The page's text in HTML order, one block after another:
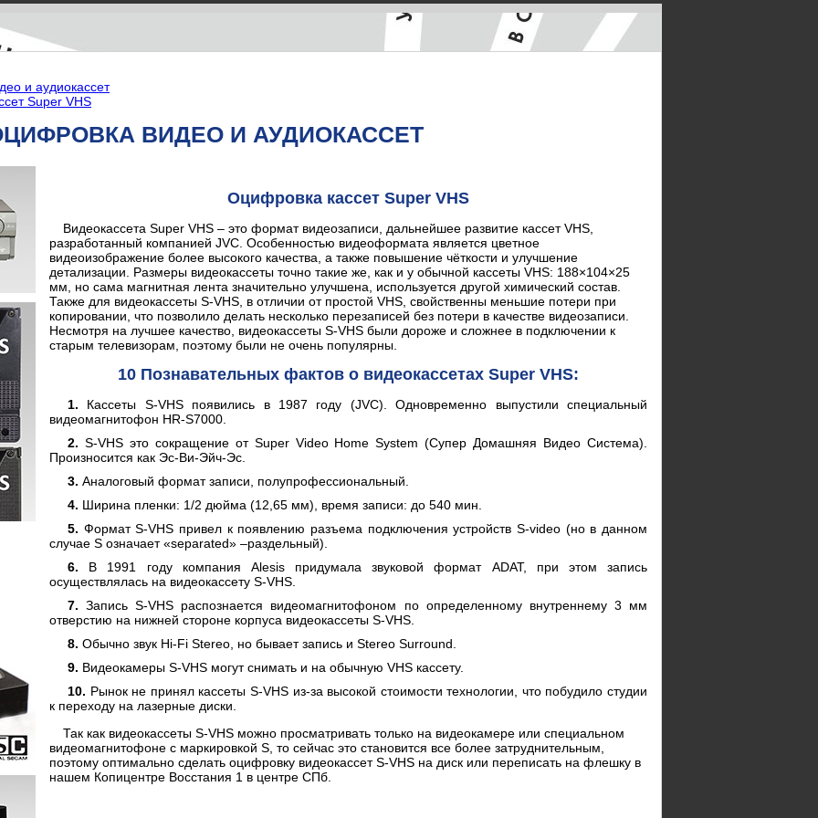
и аудиокассет
Super VHS
ВИДЕО И АУДИОКАССЕТ
Оцифровка кассет Super VHS
Видеокассета Super VHS – это формат видеозаписи, дальнейшее развитие кассет VHS,
разработанный компанией JVC. Особенностью видеоформата является цветное
видеоизображение более высокого качества, а также повышение чёткости и улучшение
детализации. Размеры видеокассеты точно такие же, как и у обычной кассеты VHS: 188×104×25
мм, но сама магнитная лента значительно улучшена, используется другой химический состав.
Также для видеокассеты S-VHS, в отличии от простой VHS, свойственны меньшие потери при
копировании, что позволило делать несколько перезаписей без потери в качестве видеозаписи.
Несмотря на лучшее качество, видеокассеты S-VHS были дороже и сложнее в подключении к
старым телевизорам, поэтому были не очень популярны.
10 Познавательных фактов о видеокассетах Super VHS:
Кассеты S-VHS появились в 1987 году (JVC). Одновременно выпустили специальный
видеомагнитофон HR-S7000.
S-VHS это сокращение от Super Video Home System (Супер Домашняя Видео Система).
Произносится как Эс-Ви-Эйч-Эс.
Аналоговый формат записи, полупрофессиональный.
Ширина пленки: 1/2 дюйма (12,65 мм), время записи: до 540 мин.
Формат S-VHS привел к появлению разъема подключения устройств S-video (но в данном
случае S означает «separated» –раздельный).
В 1991 году компания Alesis придумала звуковой формат ADAT, при этом запись
осуществлялась на видеокассету S-VHS.
Запись S-VHS распознается видеомагнитофоном по определенному внутреннему 3 мм
отверстию на нижней стороне корпуса видеокассеты S-VHS.
Обычно звук Hi-Fi Stereo, но бывает запись и Stereo Surround.
Видеокамеры S-VHS могут снимать и на обычную VHS кассету.
Рынок не принял кассеты S-VHS из-за высокой стоимости технологии, что побудило студии
к переходу на лазерные диски.
Так как видеокассеты S-VHS можно просматривать только на видеокамере или специальном
видеомагнитофоне с маркировкой S, то сейчас это становится все более затруднительным,
поэтому оптимально сделать оцифровку видеокассет S-VHS на диск или переписать на флешку в
нашем Копицентре Восстания 1 в центре СПб.